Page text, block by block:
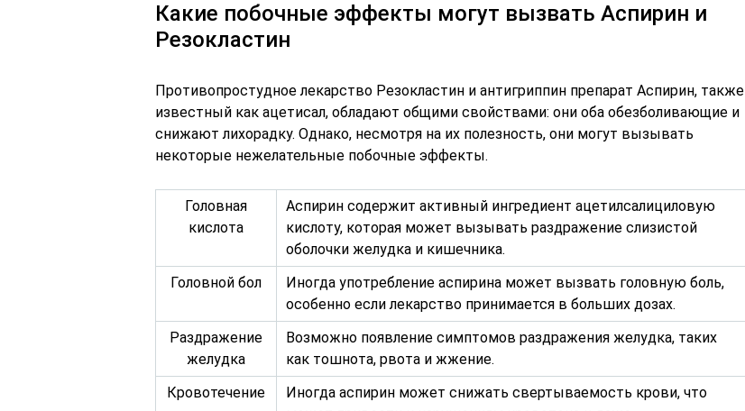
Какие побочные эффекты могут вызвать Аспирин и
Резокластин
Противопростудное лекарство Резокластин и антигриппин препарат Аспирин, также
известный как ацетисал, обладают общими свойствами: они оба обезболивающие и
снижают лихорадку. Однако, несмотря на их полезность, они могут вызывать
некоторые нежелательные побочные эффекты.
Головная
кислота
Аспирин содержит активный ингредиент ацетилсалициловую
кислоту, которая может вызывать раздражение слизистой
оболочки желудка и кишечника.
Головной бол
Иногда употребление аспирина может вызвать головную боль,
особенно если лекарство принимается в больших дозах.
Раздражение
желудка
Возможно появление симптомов раздражения желудка, таких
как тошнота, рвота и жжение.
Кровотечение
Иногда аспирин может снижать свертываемость крови, что